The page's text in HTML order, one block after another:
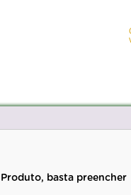
basta preencher